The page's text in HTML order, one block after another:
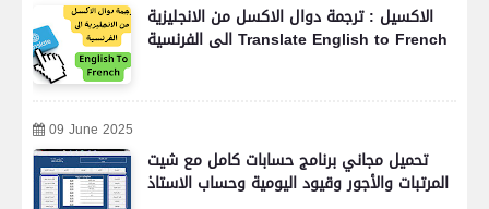
الاكسيل : ترجمة دوال الاكسل من الانجليزية
الى الفرنسية Translate English to French
09 June 2025
تحميل مجاني برنامج حسابات كامل مع شيت
المرتبات والأجور وقيود اليومية وحساب الاستاذ